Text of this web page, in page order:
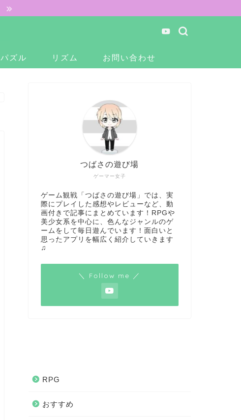
パズル リズム お問い合わせ
ゲーマー女子
つばさの遊び場
ゲーム観戦「つばさの遊び場」では、実
際にプレイした感想やレビューなど、動
画付きで記事にまとめています！RPGや
美少女系を中心に、色んなジャンルのゲ
ームをして毎日遊んでいます！面白いと
思ったアプリを幅広く紹介していきます
♫
＼ Follow me ／
RPG
おすすめ